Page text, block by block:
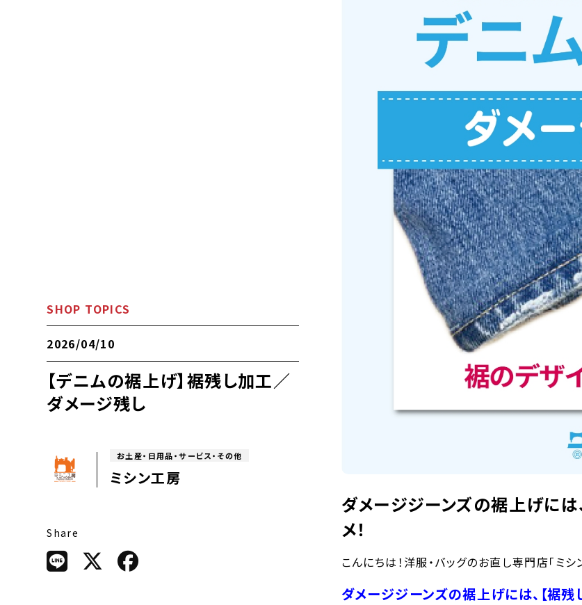
SHOP TOPICS
2026/04/10
【デニムの裾上げ】裾残し加工／
ダメージ残し
お土産・日用品・サービス・その他
ミシン工房
Share
ダメージジーンズの裾上げには
メ！
こんにちは！洋服・バッグのお直し専門店「ミシ
ダメージジーンズの裾上げには、【裾残